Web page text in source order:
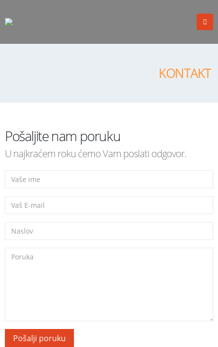
KONTAKT
Pošaljite nam poruku
U najkraćem roku ćemo Vam poslati odgovor.